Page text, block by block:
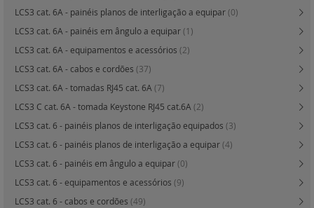
LCS3 cat. 6A - painéis planos de interligação a equipar(0)
LCS3 cat. 6A - painéis em ângulo a equipar(1)
LCS3 cat. 6A - equipamentos e acessórios (2)
LCS3 cat. 6A - cabos e cordões (37)
LCS3 cat. 6A - tomadas RJ45 cat. 6A (7)
LCS3 C cat. 6A - tomada Keystone RJ45 cat.6A (2)
LCS3 cat. 6 - painéis planos de interligação equipados (3)
LCS3 cat. 6 - painéis planos de interligação a equipar(4)
LCS3 cat. 6 - painéis em ângulo a equipar(0)
LCS3 cat. 6 - equipamentos e acessórios (9)
LCS3 cat. 6 - cabos e cordões (49)